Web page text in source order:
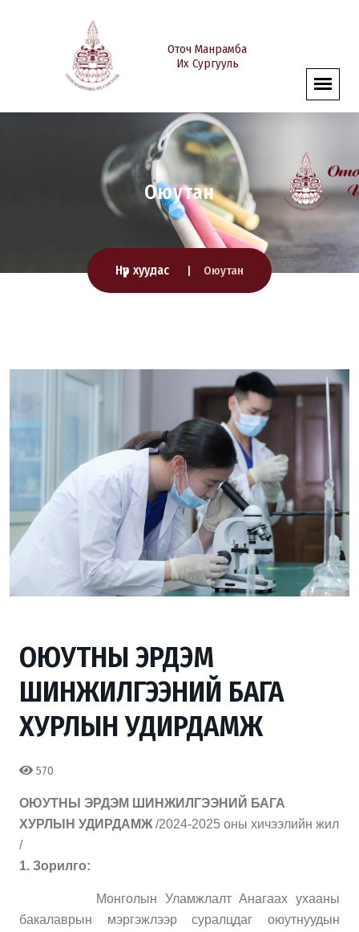
Оточ Манрамба
Их Сургууль
Оюутан
Нүүр хуудас Оюутан
ОЮУТНЫ ЭРДЭМ
ШИНЖИЛГЭЭНИЙ БАГА
ХУРЛЫН УДИРДАМЖ
570
ОЮУТНЫ ЭРДЭМ ШИНЖИЛГЭЭНИЙ БАГА
ХУРЛЫН УДИРДАМЖ /2024-2025 оны хичээлийн жил
/
1. Зорилго:
Монголын Уламжлалт Анагаах ухааны
бакалаврын мэргэжлээр суралцдаг оюутнуудын